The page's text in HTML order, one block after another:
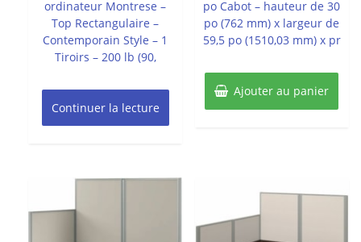
ordinateur Montrese –
Top Rectangulaire –
Contemporain Style – 1
Tiroirs – 200 lb (90,
Continuer la lecture
po Cabot – hauteur de 30
po (762 mm) x largeur de
59,5 po (1510,03 mm) x pr
Ajouter au panier